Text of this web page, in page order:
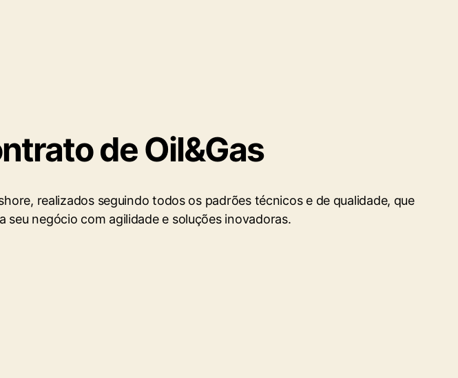
de Oil&Gas
realizados seguindo todos os padrões técnicos e de qualidade, que
negócio com agilidade e soluções inovadoras.